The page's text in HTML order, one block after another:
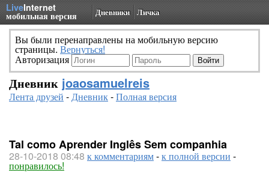
LiveInternet
мобильная версия Дневники Личка
Вы были перенаправлены на мобильную версию
страницы. Вернуться!
Авторизация
Дневник joaosamuelreis
Лента друзей -Дневник-Полная версия
Tal como Aprender Inglês Sem companhia
28-10-2018 08:48 к комментариям-к полной версии -
понравилось!